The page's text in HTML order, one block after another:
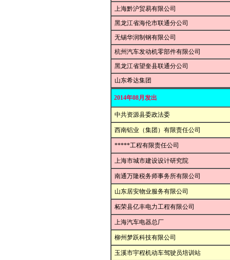
上海黔沪贸易有限公司
黑龙江省海伦市联通分公司
无锡华润制钢有限公司
杭州汽车发动机零部件有限公司
黑龙江省望奎县联通分公司
山东希达集团
2014年08月发出
中共资源县委政法委
西南铝业（集团）有限责任公司
*****工程有限责任公司
上海市城市建设设计研究院
南通万隆税务师事务所有限公司
山东居安物业服务有限公司
柘荣县亿丰电力工程有限公司
上海汽车电器总厂
柳州梦跃科技有限公司
玉溪市宇程机动车驾驶员培训站